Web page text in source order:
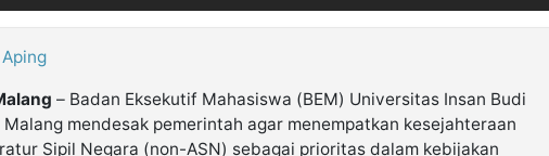
– Badan Eksekutif Mahasiswa (BEM) Universitas Insan Budi
Malang mendesak pemerintah agar menempatkan kesejahteraan
Sipil Negara (non-ASN) sebagai prioritas dalam kebijakan